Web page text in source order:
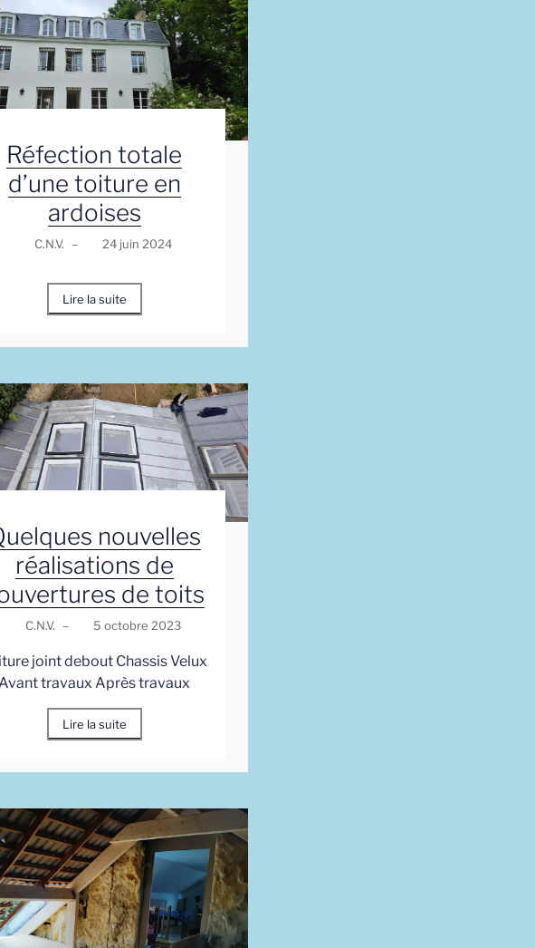
Réfection totale
d’une toiture en
ardoises
C.N.V. – 24 juin 2024
Lire la suite
nouvelles
réalisations de
de toits
C.N.V. – 5 octobre 2023
joint debout Chassis Velux
Avant travaux Après travaux
Lire la suite